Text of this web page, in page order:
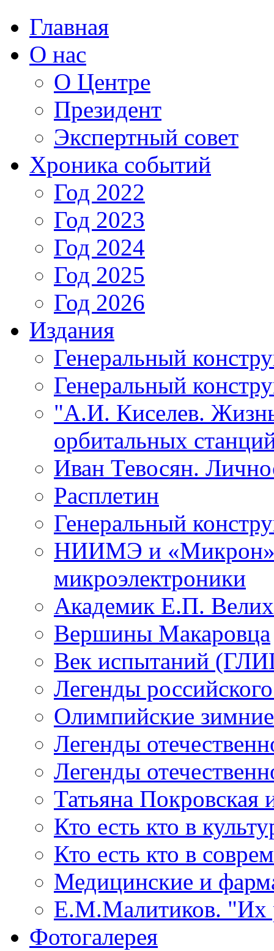
Главная
О нас
О Центре
Президент
Экспертный совет
Хроника событий
Год 2022
Год 2023
Год 2024
Год 2025
Год 2026
Издания
Генеральный
Генеральный
"А.И. Киселев.
орбитальных
Иван Тевосян.
Расплетин
Генеральный
НИИМЭ и «Микрон»
микроэлектроники
Академик Е.П.
Вершины Макаровца
Век испытаний
Легенды
Олимпийские
Легенды
Легенды
Татьяна Покровская
Кто есть кто в
Кто есть кто в
Медицинские и
Е.М.Малитиков. "Их
Фотогалерея